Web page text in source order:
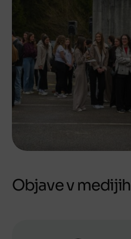
Objave v medijih